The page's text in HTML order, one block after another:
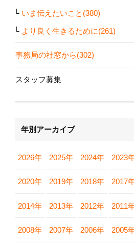
いま伝えたいこと(380)
より良く生きるために(261)
事務局の社窓から(302)
スタッフ募集
年別アーカイブ
2026年 2025年 2024年 2023
2020年 2019年 2018年 2017
2014年 2013年 2012年 2011
2008年 2007年 2006年 2005